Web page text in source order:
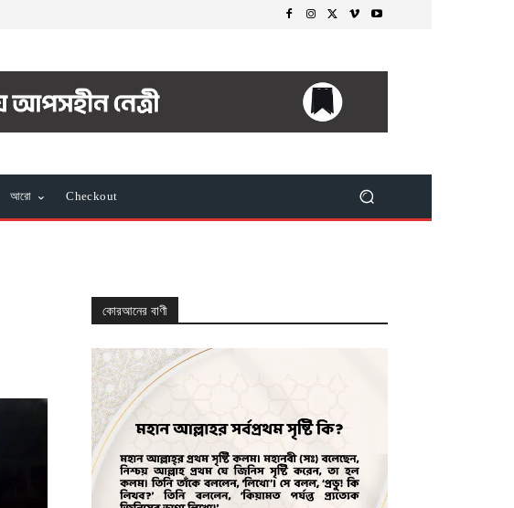
আরো Checkout
কোরআনের বাণী